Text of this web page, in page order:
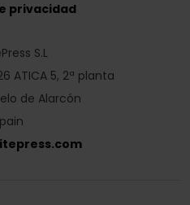
S.L
ATICA 5, 2ª planta
de Alarcón
.com
privacidad